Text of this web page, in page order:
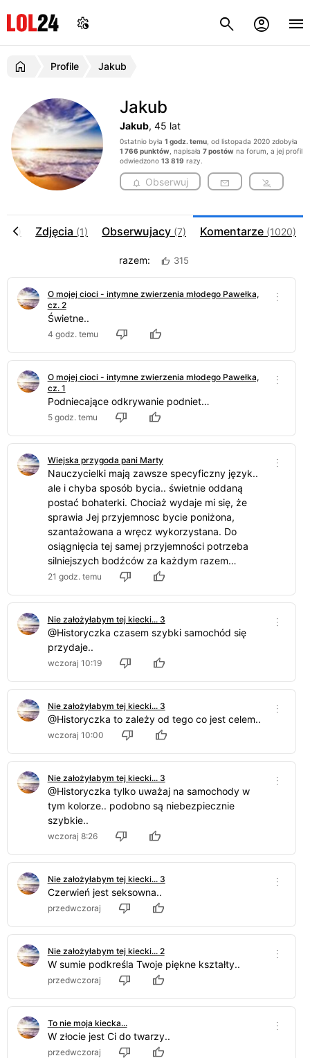
Profile Jakub
Jakub
Jakub, 45 lat
0statnio była 1 godz. temu, od listopada 2020 zdobyła
1 766 punktów , napisała 7 postów na forum, a jej profil
odwiedzono 13 819 razy.
Obserwuj
(4) Zdjęcia (1) Obserwujacy (7) Komentarze (1020)
razem: 315
O mojej cioci - intymne zwierzenia młodego Pawełka,
cz. 2
Świetne..
4 godz. temu
O mojej cioci - intymne zwierzenia młodego Pawełka,
cz. 1
Podniecające odkrywanie podniet…
5 godz. temu
Wiejska przygoda pani Marty
Nauczycielki mają zawsze specyficzny język..
ale i chyba sposób bycia.. świetnie oddaną
postać bohaterki. Chociaż wydaje mi się, że
sprawia Jej przyjemnosc bycie poniżona,
szantażowana a wręcz wykorzystana. Do
osiągnięcia tej samej przyjemności potrzeba
silniejszych bodźców za każdym razem…
21 godz. temu
Nie założyłabym tej kiecki... 3
@Historyczka czasem szybki samochód się
przydaje..
wczoraj 10:19
Nie założyłabym tej kiecki... 3
@Historyczka to zależy od tego co jest celem..
wczoraj 10:00
Nie założyłabym tej kiecki... 3
@Historyczka tylko uważaj na samochody w
tym kolorze.. podobno są niebezpiecznie
szybkie..
wczoraj 8:26
Nie założyłabym tej kiecki... 3
Czerwień jest seksowna..
przedwczoraj
Nie założyłabym tej kiecki... 2
W sumie podkreśla Twoje piękne kształty..
przedwczoraj
To nie moja kiecka...
W złocie jest Ci do twarzy..
przedwczoraj